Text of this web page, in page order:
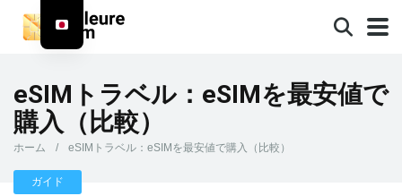
eSIMトラベル：eSIMを最安値で
購入（比較）
ホーム / eSIMトラベル：eSIMを最安値で購入（比較）
ガイド